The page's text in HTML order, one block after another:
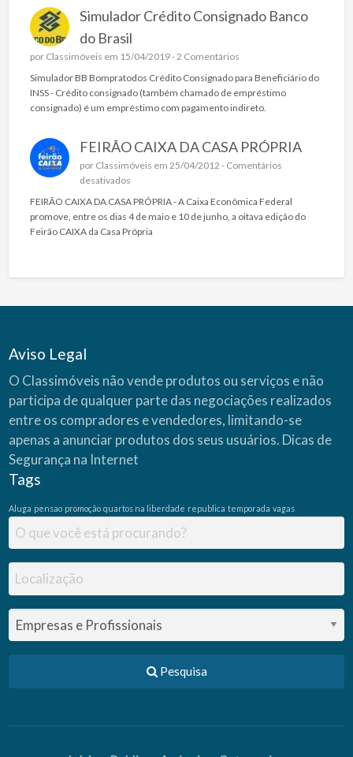
Simulador Crédito Consignado Banco
do Brasil
por Classimóveis em 15/04/2019 - 2 Comentários
Simulador BB Bompratodos Crédito Consignado para Beneficiário do
INSS - Crédito consignado (também chamado de empréstimo
consignado) é um empréstimo com pagamento indireto.
FEIRÃO CAIXA DA CASA PRÓPRIA
por Classimóveis em 25/04/2012 - Comentários
desativados
A
A
P
P
I
FEIRÃO CAIXA DA CASA PRÓPRIA - A Caixa Econômica Federal
promove, entre os dias 4 de maio e 10 de junho, a oitava edição do
Feirão CAIXA da Casa Própria
Aviso Legal
O Classimóveis não vende produtos ou serviços e não
participa de qualquer parte das negociações realizados
entre os compradores e vendedores, limitando-se
apenas a anunciar produtos dos seus usuários. Dicas de
Segurança na Internet
Tags
Aluga pensao promoção quartos na liberdade republica temporada vagas
Pesquisa